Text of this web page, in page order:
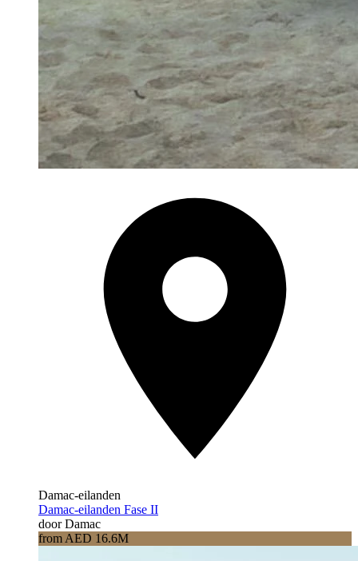
Damac-eilanden
Damac-eilanden Fase II
door Damac
from AED 16.6M